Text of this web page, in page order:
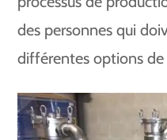
des personnes qui
différentes options